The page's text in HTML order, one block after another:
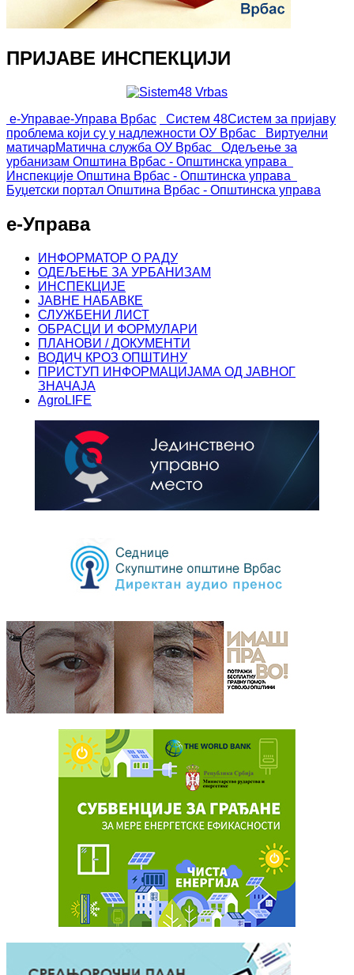
ПРИЈАВЕ ИНСПЕКЦИЈИ
е-Управае-Управа Врбас Систем 48Систем за пријаву
проблема који су у надлежности ОУ Врбас
Виртуелни
матичарМатична служба ОУ Врбас
Одељење за
урбанизам Општина Врбас - Општинска управа
Инспекције Општина Врбас - Општинска управа
Буџетски портал Општина Врбас - Општинска управа
е-Управа
ИНФОРМАТОР О РАДУ
ОДЕЉЕЊЕ ЗА УРБАНИЗАМ
ИНСПЕКЦИЈЕ
ЈАВНЕ НАБАВКЕ
СЛУЖБЕНИ ЛИСТ
ОБРАСЦИ И ФОРМУЛАРИ
ПЛАНОВИ / ДОКУМЕНТИ
ВОДИЧ КРОЗ ОПШТИНУ
ПРИСТУП ИНФОРМАЦИЈАМА ОД ЈАВНОГ
ЗНАЧАЈА
AgroLIFE